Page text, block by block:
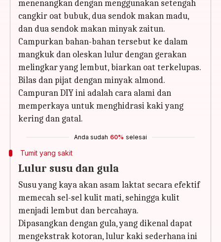
menenangkan dengan menggunakan setengah
cangkir oat bubuk, dua sendok makan madu,
dan dua sendok makan minyak zaitun.
Campurkan bahan-bahan tersebut ke dalam
mangkuk dan oleskan lulur dengan gerakan
melingkar yang lembut, biarkan oat terkelupas.
Bilas dan pijat dengan minyak almond.
Campuran DIY ini adalah cara alami dan
memperkaya untuk menghidrasi kaki yang
kering dan gatal.
Anda sudah 60% selesai
Tumit yang sakit
Lulur susu dan gula
Susu yang kaya akan asam laktat secara efektif
memecah sel-sel kulit mati, sehingga kulit
menjadi lembut dan bercahaya.
Dipasangkan dengan gula, yang dikenal dapat
mengekstrak kotoran, lulur kaki sederhana ini